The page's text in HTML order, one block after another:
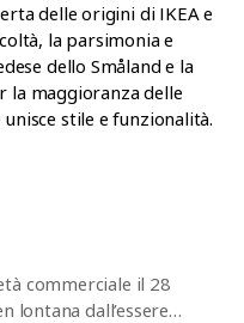
delle origini di IKEA e
la parsimonia e
dello Småland e la
la maggioranza delle
unisce stile e funzionalità.
commerciale il 28
lontana dall’essere